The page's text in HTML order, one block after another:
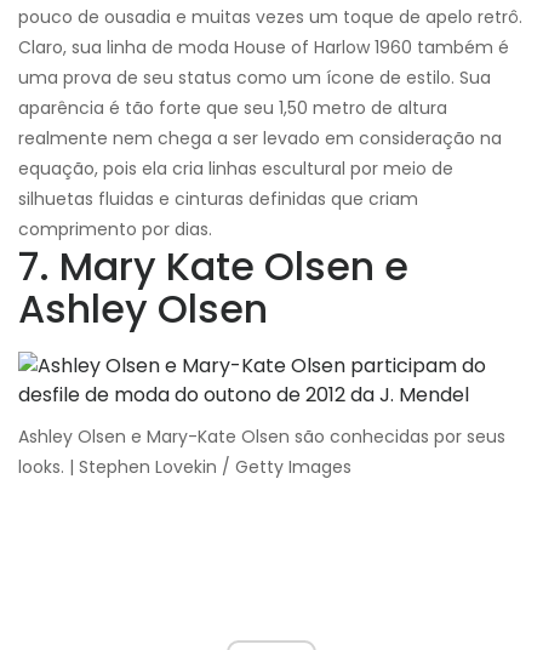
pouco de ousadia e muitas vezes um toque de apelo retrô.
Claro, sua linha de moda House of Harlow 1960 também é
uma prova de seu status como um ícone de estilo. Sua
aparência é tão forte que seu 1,50 metro de altura
realmente nem chega a ser levado em consideração na
equação, pois ela cria linhas escultural por meio de
silhuetas fluidas e cinturas definidas que criam
comprimento por dias.
7. Mary Kate Olsen e
Ashley Olsen
Ashley Olsen e Mary-Kate Olsen são conhecidas por seus
looks. | Stephen Lovekin / Getty Images